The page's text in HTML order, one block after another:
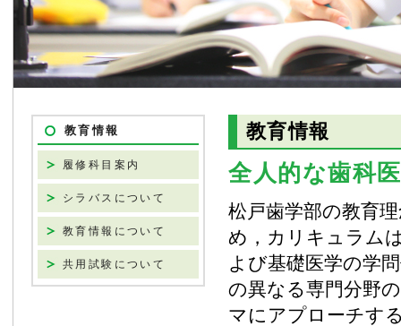
教育情報
履修科目案内
シラバスについて
教育情報について
共用試験について
教育情報
全人的な歯科
松戸歯学部の教育
め，カリキュラム
よび基礎医学の学
の異なる専門分野
マにアプローチす